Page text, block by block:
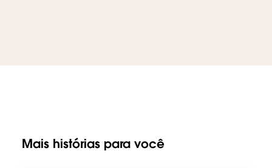
Mais histórias para você